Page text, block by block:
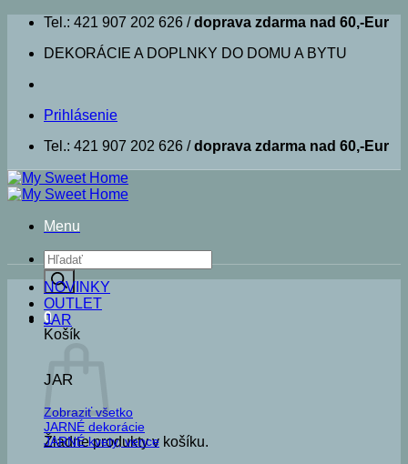
Skip
content
Tel.: 421 907 202 626 /doprava zdarma nad 60,-Eur
DEKORÁCIE A DOPLNKY DO DOMU A BYTU
Prihlásenie
Tel.: 421 907 202 626 /doprava zdarma nad 60,-Eur
Menu
Products
search
0
Košík
Žiadne produkty v košíku.
NOVINKY
OUTLET
JAR
JAR
Zobraziť všetko
JARNÉ dekorácie
JARNÉ kvety, vence